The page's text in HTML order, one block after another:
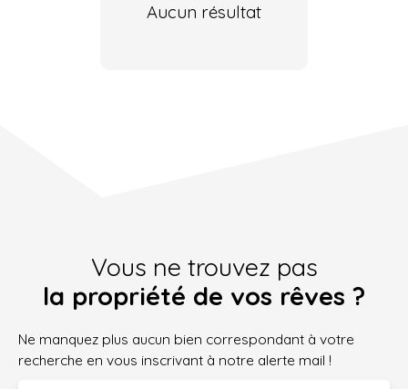
Aucun résultat
Vous ne trouvez pas
la propriété de vos rêves ?
Ne manquez plus aucun bien correspondant à votre
recherche en vous inscrivant à notre alerte mail !